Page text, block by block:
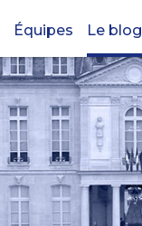
Équipes Le blog